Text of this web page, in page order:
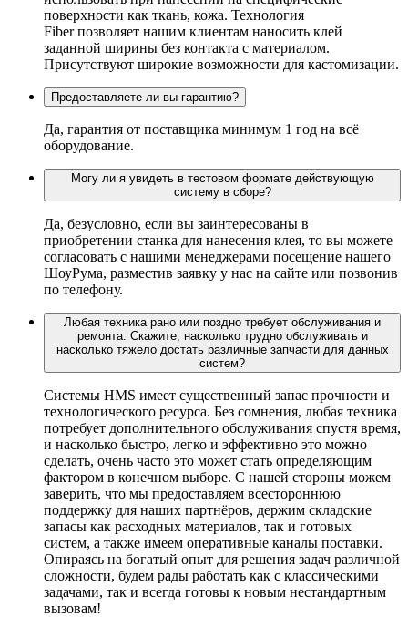
поверхности как ткань, кожа. Технология
Fiber позволяет нашим клиентам наносить клей
заданной ширины без контакта с материалом.
Присутствуют широкие возможности для кастомизации.
Предоставляете ли вы гарантию?
Да, гарантия от поставщика минимум 1 год на всё
оборудование.
Могу ли я увидеть в тестовом формате действующую
систему в сборе?
Да, безусловно, если вы заинтересованы в
приобретении станка для нанесения клея, то вы можете
согласовать с нашими менеджерами посещение нашего
ШоуРума, разместив заявку у нас на сайте или позвонив
по телефону.
Любая техника рано или поздно требует обслуживания и
ремонта. Скажите, насколько трудно обслуживать и
насколько тяжело достать различные запчасти для данных
систем?
Системы HMS имеет существенный запас прочности и
технологического ресурса. Без сомнения, любая техника
потребует дополнительного обслуживания спустя время,
и насколько быстро, легко и эффективно это можно
сделать, очень часто это может стать определяющим
фактором в конечном выборе. С нашей стороны можем
заверить, что мы предоставляем всестороннюю
поддержку для наших партнёров, держим складские
запасы как расходных материалов, так и готовых
систем, а также имеем оперативные каналы поставки.
Опираясь на богатый опыт для решения задач различной
сложности, будем рады работать как с классическими
задачами, так и всегда готовы к новым нестандартным
вызовам!